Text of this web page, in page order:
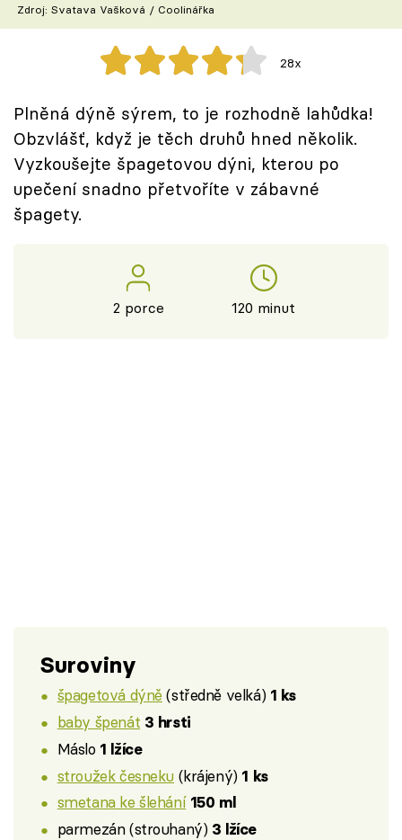
Těhotnej kuchař
Sledujte prima+
Přihlášení
Sledujte nás
Zdroj: Svatava Vašková / Coolinářka
28x
Plněná dýně sýrem, to je rozhodně lahůdka!
Obzvlášť, když je těch druhů hned několik.
Vyzkoušejte špagetovou dýni, kterou po
upečení snadno přetvoříte v zábavné
špagety.
2 porce 120 minut
Suroviny
špagetová dýně (středně velká) 1 ks
baby špenát 3 hrsti
Máslo 1 lžíce
stroužek česneku (krájený) 1 ks
smetana ke šlehání 150 ml
parmezán (strouhaný) 3 lžíce